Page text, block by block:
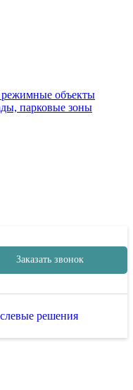
объекты
парковые зоны
Заказать звонок
решения